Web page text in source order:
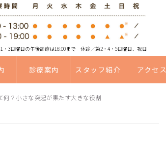
・3日曜日の午後診療は18:00まで 休診／第2・4・5日曜日、祝日
診療案内 スタッフ紹介 アクセス
何？小さな突起が果たす大きな役割